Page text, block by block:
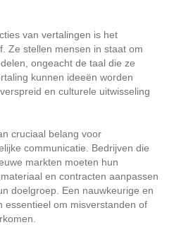
van vertalingen is het
Ze stellen mensen in staat om
ongeacht de taal die ze
kunnen ideeën worden
en culturele uitwisseling
cruciaal belang voor
communicatie. Bedrijven die
markten moeten hun
en contracten aanpassen
doelgroep. Een nauwkeurige en
essentieel om misverstanden of